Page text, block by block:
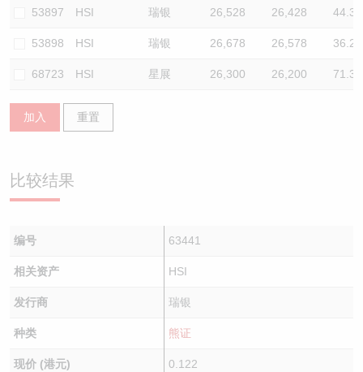
53897 HSI 瑞银 26,528 26,428 44.3
53898 HSI 瑞银 26,678 26,578 36.2
68723 HSI 星展 26,300 26,200 71.3
加入 重置
比较结果
编号 63441
相关资产 HSI
发行商 瑞银
种类 熊证
现价 (港元) 0.122